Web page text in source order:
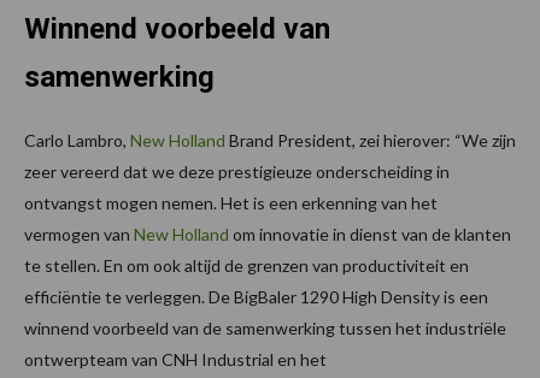
Winnend voorbeeld van
samenwerking
Carlo Lambro, New Holland Brand President, zei hierover: “We zijn
zeer vereerd dat we deze prestigieuze onderscheiding in
ontvangst mogen nemen. Het is een erkenning van het
vermogen van New Holland om innovatie in dienst van de klanten
te stellen. En om ook altijd de grenzen van productiviteit en
efficiëntie te verleggen. De BigBaler 1290 High Density is een
winnend voorbeeld van de samenwerking tussen het industriële
ontwerpteam van CNH Industrial en het